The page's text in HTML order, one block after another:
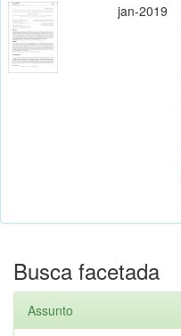
jan-2019
Busca facetada
Assunto